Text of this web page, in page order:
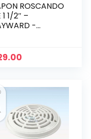
ROSCANDO
1 1/2″ –
-